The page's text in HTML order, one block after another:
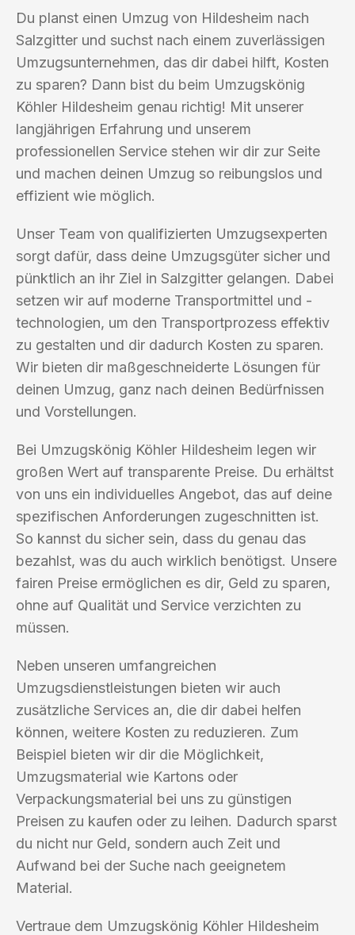
Du planst einen Umzug von Hildesheim nach
Salzgitter und suchst nach einem zuverlässigen
Umzugsunternehmen, das dir dabei hilft, Kosten
zu sparen? Dann bist du beim Umzugskönig
Köhler Hildesheim genau richtig! Mit unserer
langjährigen Erfahrung und unserem
professionellen Service stehen wir dir zur Seite
und machen deinen Umzug so reibungslos und
effizient wie möglich.
Unser Team von qualifizierten Umzugsexperten
sorgt dafür, dass deine Umzugsgüter sicher und
pünktlich an ihr Ziel in Salzgitter gelangen. Dabei
setzen wir auf moderne Transportmittel und -
technologien, um den Transportprozess effektiv
zu gestalten und dir dadurch Kosten zu sparen.
Wir bieten dir maßgeschneiderte Lösungen für
deinen Umzug, ganz nach deinen Bedürfnissen
und Vorstellungen.
Bei Umzugskönig Köhler Hildesheim legen wir
großen Wert auf transparente Preise. Du erhältst
von uns ein individuelles Angebot, das auf deine
spezifischen Anforderungen zugeschnitten ist.
So kannst du sicher sein, dass du genau das
bezahlst, was du auch wirklich benötigst. Unsere
fairen Preise ermöglichen es dir, Geld zu sparen,
ohne auf Qualität und Service verzichten zu
müssen.
Neben unseren umfangreichen
Umzugsdienstleistungen bieten wir auch
zusätzliche Services an, die dir dabei helfen
können, weitere Kosten zu reduzieren. Zum
Beispiel bieten wir dir die Möglichkeit,
Umzugsmaterial wie Kartons oder
Verpackungsmaterial bei uns zu günstigen
Preisen zu kaufen oder zu leihen. Dadurch sparst
du nicht nur Geld, sondern auch Zeit und
Aufwand bei der Suche nach geeignetem
Material.
Vertraue dem Umzugskönig Köhler Hildesheim